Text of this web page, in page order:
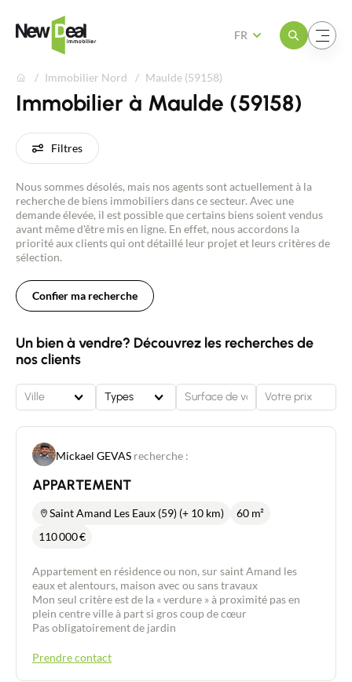
Ouvrir le menuOuvrir le menu
FR
Immobilier Nord Maulde (59158)
Immobilier à Maulde (59158)
Filtres
Nous sommes désolés, mais nos agents sont actuellement à la
recherche de biens immobiliers dans ce secteur. Avec une
demande élevée, il est possible que certains biens soient vendus
avant même d'être mis en ligne. En effet, nous accordons la
priorité aux clients qui ont détaillé leur projet et leurs critères de
sélection.
Confier ma recherche
Un bien à vendre? Découvrez les recherches de
nos clients
Ville Types
Mickael GEVAS recherche :
APPARTEMENT
Saint Amand Les Eaux (59) (+ 10 km)
60 m²
110 000€
Appartement en résidence ou non, sur saint Amand les
eaux et alentours, maison avec ou sans travaux
Mon seul critère est de la « verdure » à proximité pas en
plein centre ville à part si gros coup de cœur
Pas obligatoirement de jardin
Prendre contact